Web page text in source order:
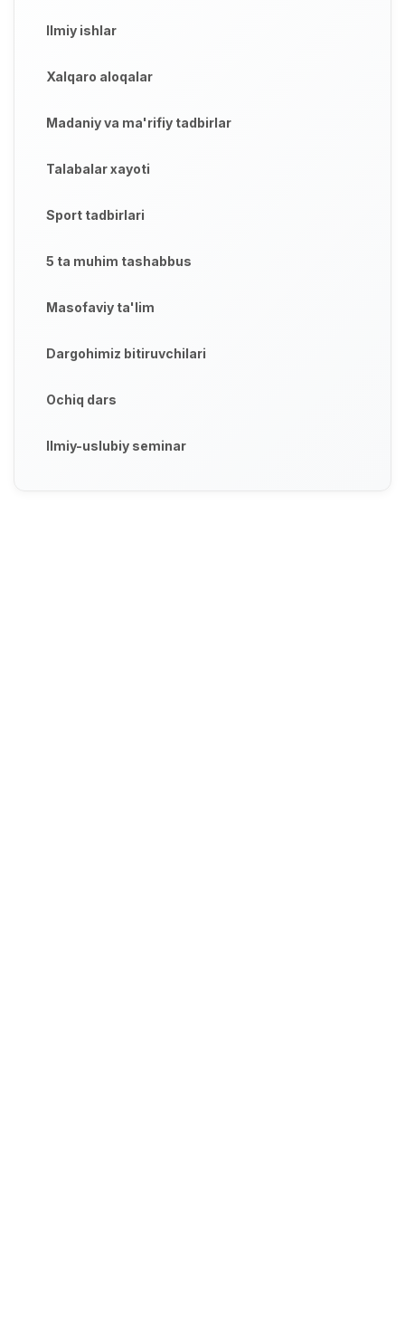
Ilmiy ishlar
Xalqaro aloqalar
Madaniy va ma'rifiy tadbirlar
Talabalar xayoti
Sport tadbirlari
5 ta muhim tashabbus
Masofaviy ta'lim
Dargohimiz bitiruvchilari
Ochiq dars
Ilmiy-uslubiy seminar